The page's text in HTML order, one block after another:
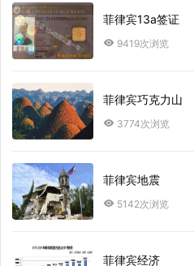
菲律宾13a签证
9419次浏览
菲律宾巧克力山
3774次浏览
菲律宾地震
5142次浏览
菲律宾经济